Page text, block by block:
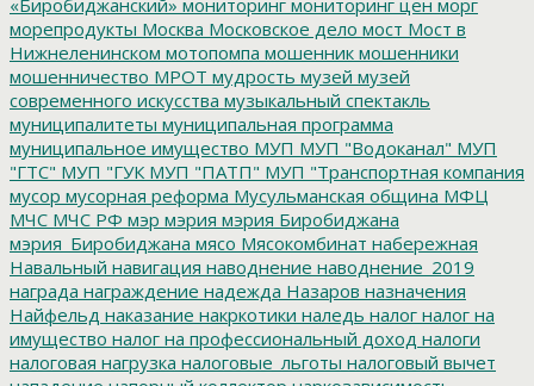
морепродукты Москва Московское дело мост Мост в
Нижнеленинском мотопомпа мошенник мошенники
мошенничество МРОТ мудрость музей музей
современного искусства музыкальный спектакль
муниципалитеты муниципальная программа
муниципальное имущество МУП МУП "Водоканал" МУП
"ГТС" МУП "ГУК МУП "ПАТП" МУП "Транспортная компания
мусор мусорная реформа Мусульманская община МФЦ
МЧС МЧС РФ мэр мэрия мэрия Биробиджана
мэрия_Биробиджана мясо Мясокомбинат набережная
Навальный навигация наводнение наводнение_2019
награда награждение надежда Назаров назначения
Найфельд наказание накркотики наледь налог налог на
имущество налог на профессиональный доход налоги
налоговая нагрузка налоговые_льготы налоговый вычет